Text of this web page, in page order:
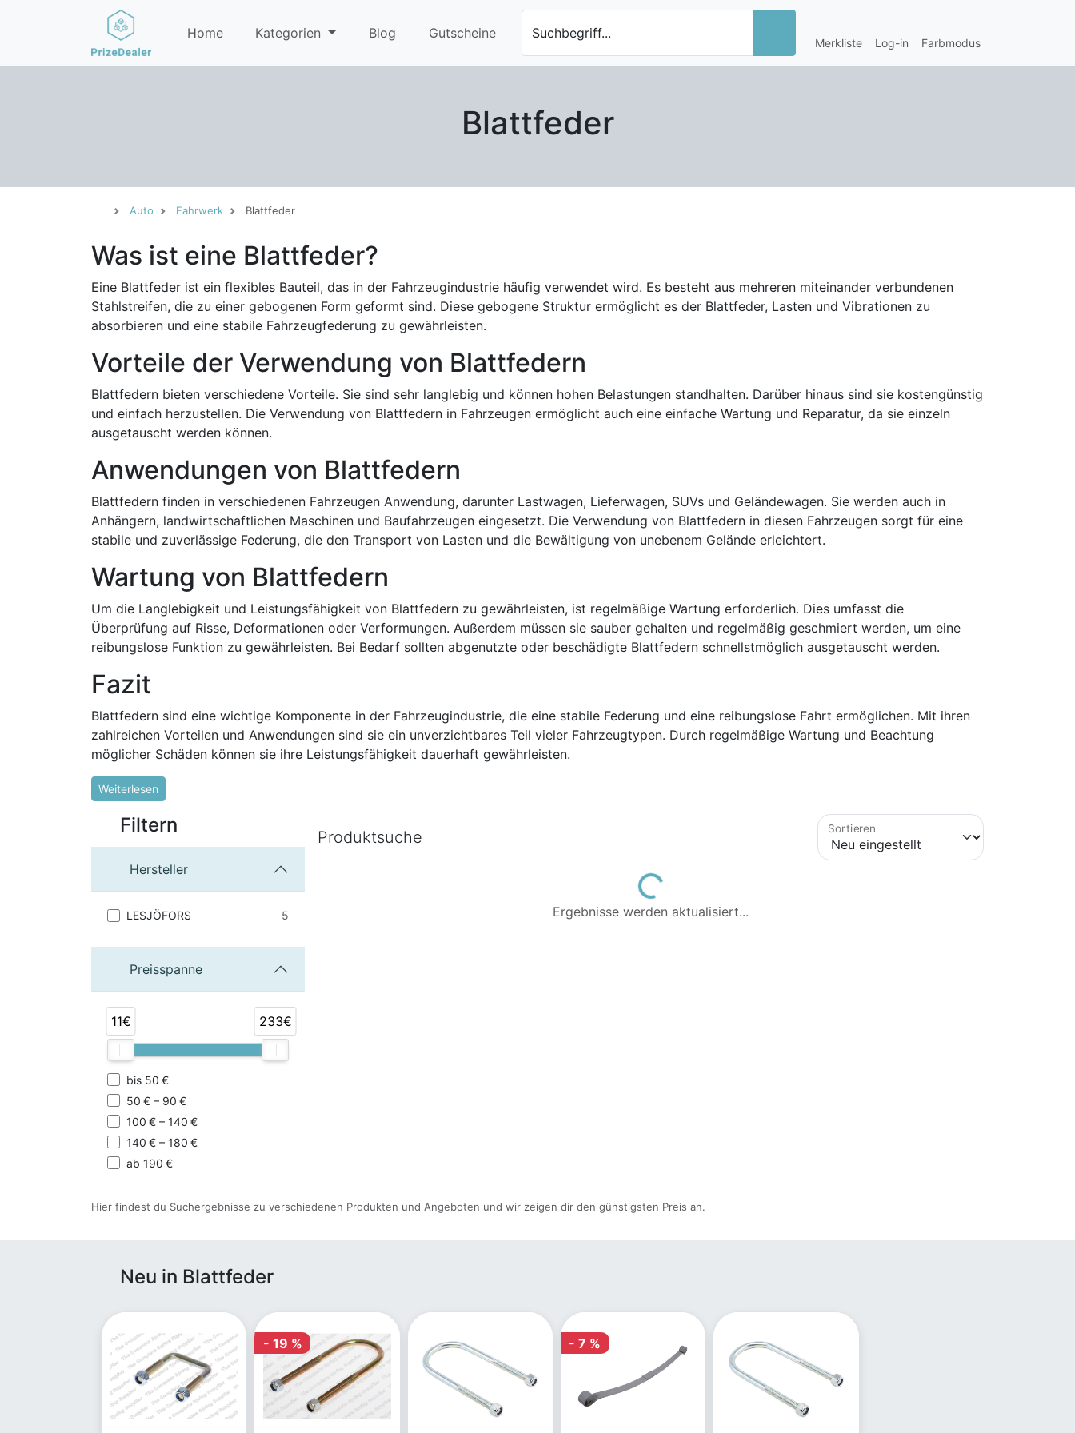
Merkliste Log-in Farbmodus
Home Kategorien Blog Gutscheine Suchbegriff...
Blattfeder
Auto Fahrwerk Blattfeder
Was ist eine Blattfeder?
Eine Blattfeder ist ein flexibles Bauteil, das in der Fahrzeugindustrie häufig verwendet wird. Es besteht aus mehreren miteinander verbundenen
Stahlstreifen, die zu einer gebogenen Form geformt sind. Diese gebogene Struktur ermöglicht es der Blattfeder, Lasten und Vibrationen zu
absorbieren und eine stabile Fahrzeugfederung zu gewährleisten.
Vorteile der Verwendung von Blattfedern
Blattfedern bieten verschiedene Vorteile. Sie sind sehr langlebig und können hohen Belastungen standhalten. Darüber hinaus sind sie kostengünstig
und einfach herzustellen. Die Verwendung von Blattfedern in Fahrzeugen ermöglicht auch eine einfache Wartung und Reparatur, da sie einzeln
ausgetauscht werden können.
Anwendungen von Blattfedern
Blattfedern finden in verschiedenen Fahrzeugen Anwendung, darunter Lastwagen, Lieferwagen, SUVs und Geländewagen. Sie werden auch in
Anhängern, landwirtschaftlichen Maschinen und Baufahrzeugen eingesetzt. Die Verwendung von Blattfedern in diesen Fahrzeugen sorgt für eine
stabile und zuverlässige Federung, die den Transport von Lasten und die Bewältigung von unebenem Gelände erleichtert.
Wartung von Blattfedern
Um die Langlebigkeit und Leistungsfähigkeit von Blattfedern zu gewährleisten, ist regelmäßige Wartung erforderlich. Dies umfasst die
Überprüfung auf Risse, Deformationen oder Verformungen. Außerdem müssen sie sauber gehalten und regelmäßig geschmiert werden, um eine
reibungslose Funktion zu gewährleisten. Bei Bedarf sollten abgenutzte oder beschädigte Blattfedern schnellstmöglich ausgetauscht werden.
Fazit
Blattfedern sind eine wichtige Komponente in der Fahrzeugindustrie, die eine stabile Federung und eine reibungslose Fahrt ermöglichen. Mit ihren
zahlreichen Vorteilen und Anwendungen sind sie ein unverzichtbares Teil vieler Fahrzeugtypen. Durch regelmäßige Wartung und Beachtung
möglicher Schäden können sie ihre Leistungsfähigkeit dauerhaft gewährleisten.
Weiterlesen
Filtern
Hersteller
LESJÖFORS 5
Preisspanne
11€ 233€
bis 50 €
50 € – 90 €
100 € – 140 €
140 € – 180 €
ab 190 €
Produktsuche Sortieren
Loading...
Ergebnisse werden aktualisiert...
Hier findest du Suchergebnisse zu verschiedenen Produkten und Angeboten und wir zeigen dir den günstigsten Preis an.
Neu in Blattfeder
- 19 % - 7 %